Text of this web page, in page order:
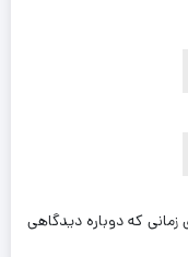
زمانی که دوباره دیدگاهی